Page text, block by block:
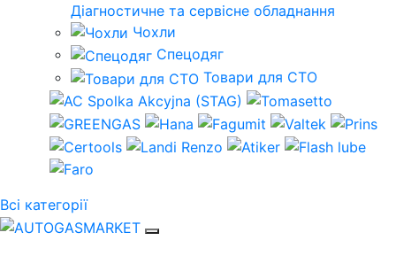
Діагностичне та сервісне обладнання
Чохли
Спецодяг
Товари для СТО
Всі категорії